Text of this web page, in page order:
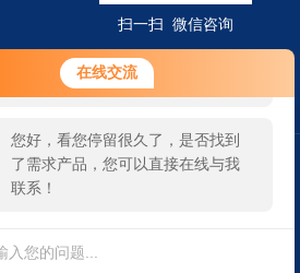
在线交流
您好！欢迎前来咨询，很高兴为您
服务，请问您要咨询什么问题呢？
您好，看您停留很久了，是否找到
了需求产品，您可以直接在线与我
联系！
扫一扫 微信咨询